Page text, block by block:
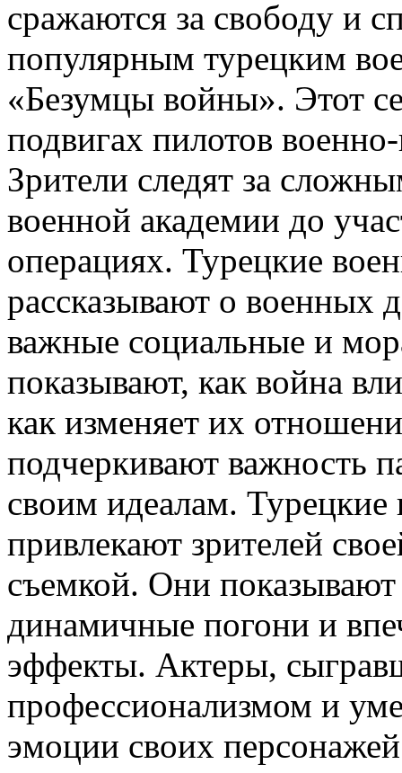
сражаются за свободу и
популярным турецким
«Безумцы войны». Этот
подвигах пилотов
Зрители следят за
военной академии до
операциях. Турецкие
рассказывают о военных
важные социальные и
показывают, как война
как изменяет их
подчеркивают важность
своим идеалам.
привлекают зрителей
съемкой. Они
динамичные погони и
эффекты. Актеры,
профессионализмом и
эмоции своих